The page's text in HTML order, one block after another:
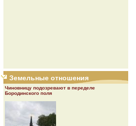
Земельные отношения
Чиновницу подозревают в переделе
Бородинского поля